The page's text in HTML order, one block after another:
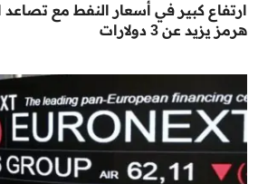
ارتفاع كبير في أسعار النفط مع
هرمز يزيد عن 3 دولارات